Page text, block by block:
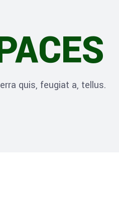
quis, feugiat a, tellus.